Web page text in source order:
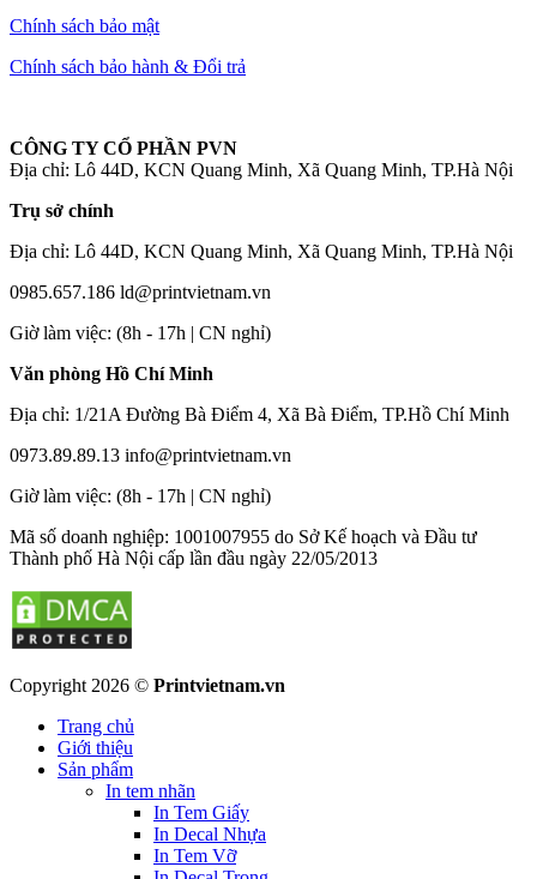
Chính sách bảo mật
Chính sách bảo hành & Đổi trả
CÔNG TY CỔ PHẦN PVN
Địa chỉ: Lô 44D, KCN Quang Minh, Xã Quang Minh, TP.Hà Nội
Trụ sở chính
Địa chỉ: Lô 44D, KCN Quang Minh, Xã Quang Minh, TP.Hà Nội
0985.657.186 ld@printvietnam.vn
​Giờ làm việc: (8h - 17h | CN nghỉ)
Văn phòng Hồ Chí Minh
Địa chỉ: 1/21A Đường Bà Điểm 4, Xã Bà Điểm, TP.Hồ Chí Minh
0973.89.89.13 info@printvietnam.vn
​Giờ làm việc: (8h - 17h | CN nghỉ)
Mã số doanh nghiệp: 1001007955 do Sở Kế hoạch và Đầu tư
Thành phố Hà Nội cấp lần đầu ngày 22/05/2013
Copyright 2026 © Printvietnam.vn
Trang chủ
Giới thiệu
Sản phẩm
In tem nhãn
In Tem Giấy
In Decal Nhựa
In Tem Vỡ